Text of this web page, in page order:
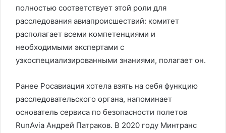
полностью соответствует этой роли для
расследования авиапроисшествий: комитет
располагает всеми компетенциями и
необходимыми экспертами с
узкоспециализированными знаниями, полагает он.
Ранее Росавиация хотела взять на себя функцию
расследовательского органа, напоминает
основатель сервиса по безопасности полетов
RunAvia Андрей Патраков. В 2020 году Минтранс